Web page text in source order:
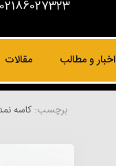
02186027323
اخبار و مطالب مقالات
برچسب: کاسه